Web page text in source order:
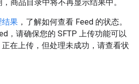
商品目录中将不再显示结果中。
结果 ，了解如何查看 Feed 的状态。
，请确保您的 SFTP 上传功能可以
在上传，但处理未成功，请查看状